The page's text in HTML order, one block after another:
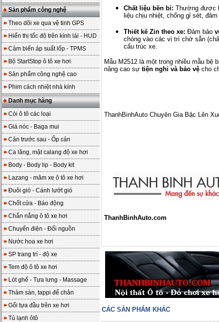
Sản phẩm công nghệ
Theo dõi xe qua vệ tinh GPS
Hiển thị tốc độ trên kính lái - HUD
Cảm biến áp suất lốp - TPMS
Bộ StartStop ô tô xe hơi
Sản phẩm công nghệ cao
Phim cách nhiệt nhà kính
Danh mục hàng
Còi ô tô các loại
Giá nóc - Baga mui
Cản trước sau - Ốp cản
Ca lăng, mặt calang độ xe hơi
Body - Body lip - Body kit
Lazang - mâm xe ô tô xe hơi
Đuôi gió - Cánh lướt gió
Chốt cửa - Báo động
Chắn nắng ô tô xe hơi
Chuyển điện - Đổi nguồn
Nước hoa xe hơi
SP trang trí - độ xe
Tem độ ô tô xe hơi
Lót ghế - Tựa lưng - Massage
Thảm sàn, tappi để chân
Gối tựa đầu trên xe hơi
Tủ lạnh ôtô
Chất liệu bền bỉ: Thường được
liệu chịu nhiệt, chống gỉ sét,
Thiết kế Zin theo xe: Đảm bảo
chóng vào các vị trí chờ sẵn
cấu trúc xe.
Mẫu M2512 là một trong nhiều mẫu
nâng cao sự tiện nghi và bảo vệ cho
ThanhBinhAuto Chuyên Gia Bậc Lên
ThanhBinhAuto.com
CÁC SẢN PHẨM KHÁC